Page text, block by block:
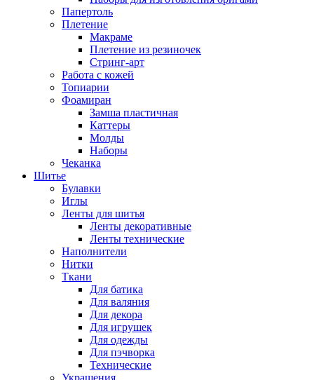
Папертоль
Плетение
Макраме
Плетение из резиночек
Стринг-арт
Работа с кожей
Топиарии
Фоамиран
Замша пластичная
Каттеры
Молды
Наборы
Чеканка
Шитье
Булавки
Иглы
Ленты для шитья
Ленты декоративные
Ленты технические
Наполнители
Нитки
Ткани
Для батика
Для валяния
Для декора
Для игрушек
Для одежды
Для пэчворка
Технические
Украшения